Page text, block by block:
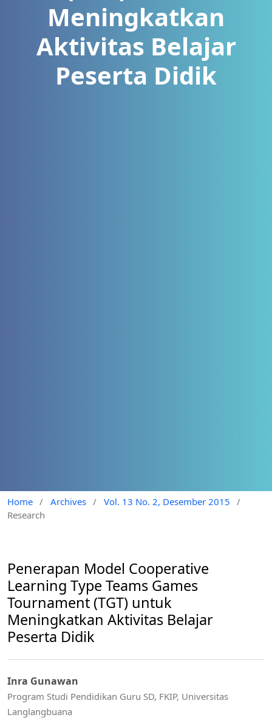
Meningkatkan
Aktivitas Belajar
Peserta Didik
Home / Archives / Vol. 13 No. 2, Desember 2015
/
Research
Penerapan Model Cooperative
Learning Type Teams Games
Tournament (TGT) untuk
Meningkatkan Aktivitas Belajar
Peserta Didik
Inra Gunawan
Program Studi Pendidikan Guru SD, FKIP, Universitas
Langlangbuana